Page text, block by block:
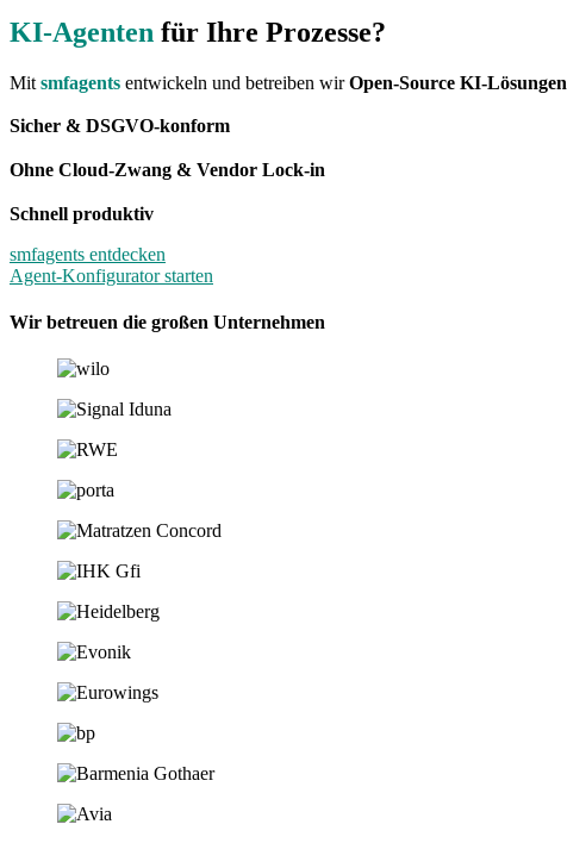
KI-Agenten für Ihre Prozesse?
Mit smfagents entwickeln und betreiben wirOpen-Source KI-Lösungen
Sicher & DSGVO-konform
Ohne Cloud-Zwang & Vendor Lock-in
Schnell produktiv
smfagents entdecken
Agent-Konfigurator starten
Wir betreuen die großen Unternehmen